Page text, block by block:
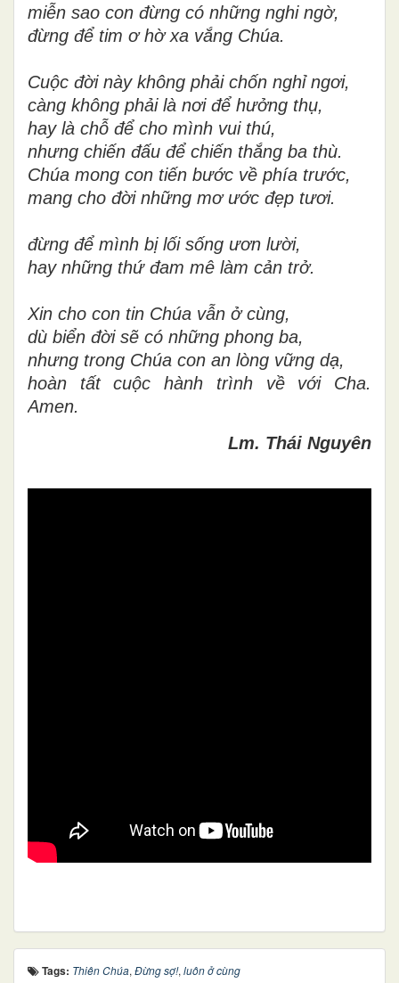
miễn sao con đừng có những nghi ngờ,
đừng để tim ơ hờ xa vắng Chúa.
Cuộc đời này không phải chốn nghỉ ngơi,
càng không phải là nơi để hưởng thụ,
hay là chỗ để cho mình vui thú,
nhưng chiến đấu để chiến thắng ba thù.
Chúa mong con tiến bước về phía trước,
mang cho đời những mơ ước đẹp tươi.
đừng để mình bị lối sống ươn lười,
hay những thứ đam mê làm cản trở.
Xin cho con tin Chúa vẫn ở cùng,
dù biển đời sẽ có những phong ba,
nhưng trong Chúa con an lòng vững dạ,
hoàn tất cuộc hành trình về với Cha.
Amen.
Lm. Thái Nguyên
Tags: Thiên Chúa, Đừng sợ!, luôn ở cùng